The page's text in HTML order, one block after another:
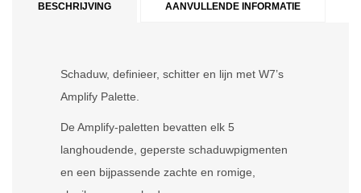
BESCHRIJVING AANVULLENDE INFORMATIE
Schaduw, definieer, schitter en lijn met W7’s
Amplify Palette.
De Amplify-paletten bevatten elk 5
langhoudende, geperste schaduwpigmenten
en een bijpassende zachte en romige,